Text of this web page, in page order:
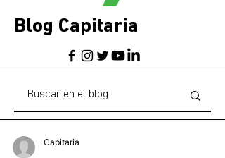
Blog Capitaria
Capitaria